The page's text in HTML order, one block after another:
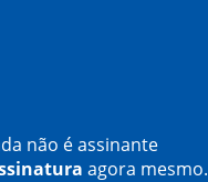
não é assinante
agora mesmo.